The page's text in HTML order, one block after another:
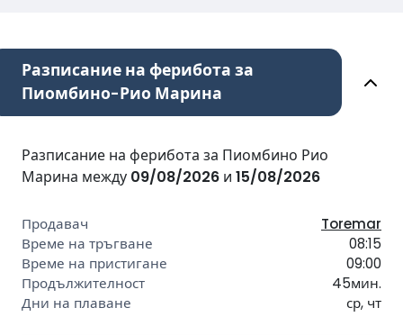
Разписание на ферибота за
Пиомбино-Рио Марина
Разписание на ферибота за Пиомбино Рио
Марина между 09/08/2026 и 15/08/2026
Toremar
08:15
09:00
45мин.
ср, чт